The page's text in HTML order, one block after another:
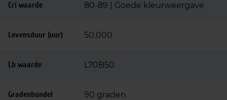
Cri waarde 80-89 | Goede kleurweergave
Levensduur (uur) 50.000
Lb waarde L70B50
Gradenbundel 90 graden